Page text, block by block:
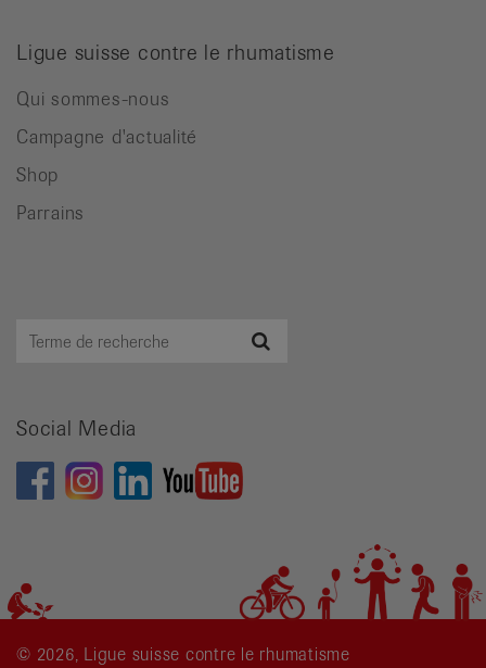
Ligue suisse contre le rhumatisme
Qui sommes-nous
Campagne d'actualité
Shop
Parrains
Terme
Social Media
© 2026, Ligue suisse contre le rhumatisme